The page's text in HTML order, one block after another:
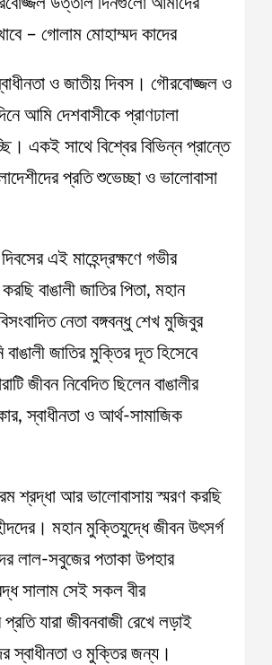
– গোলাম মোহাম্মদ কাদের
ও জাতীয় দিবস। গৌরবোজ্জল ও
আমি দেশবাসীকে প্রাণঢালা
একই সাথে বিশ্বের বিভিন্ন প্রান্তে
প্রতি শুভেচ্ছা ও ভালোবাসা
এই মাহেন্দ্রক্ষণে গভীর
বাঙালী জাতির পিতা, মহান
নেতা বঙ্গবন্ধু শেখ মুজিবুর
বাঙালী জাতির মুক্তির দূত হিসেবে
জীবন নিবেদিত ছিলেন বাঙালীর
স্বাধীনতা ও আর্থ-সামাজিক
শ্রদ্ধা আর ভালোবাসায় স্মরণ করছি
মহান মুক্তিযুদ্ধে জীবন উৎসর্গ
লাল-সবুজের পতাকা উপহার
সালাম সেই সকল বীর
যারা জীবনবাজী রেখে লড়াই
স্বাধীনতা ও মুক্তির জন্য।